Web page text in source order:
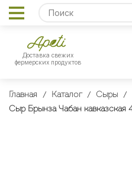
Доставка свежих
фермерских продуктов
Главная Каталог
Сыры
Сыр Брынза Чабан